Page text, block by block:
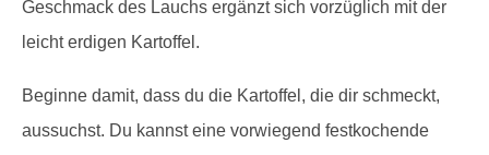
Geschmack des Lauchs ergänzt sich vorzüglich mit der
leicht erdigen Kartoffel.
Beginne damit, dass du die Kartoffel, die dir schmeckt,
aussuchst. Du kannst eine vorwiegend festkochende